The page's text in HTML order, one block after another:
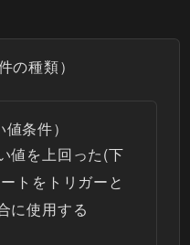
種類）
条件）
値を上回った(下
トをトリガーと
に使用する